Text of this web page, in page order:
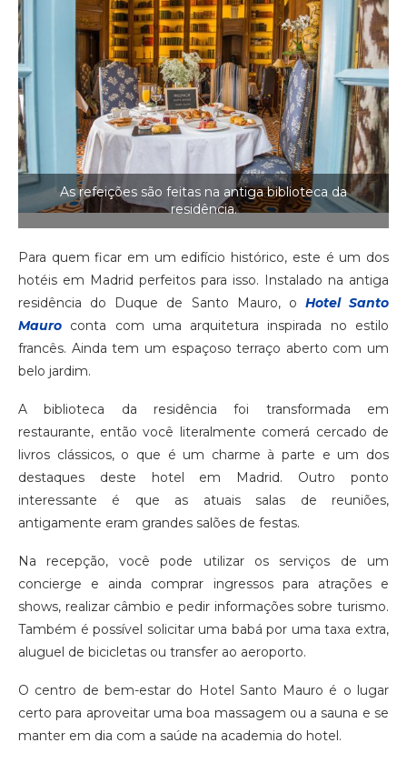
As refeições são feitas na antiga biblioteca da
residência.
Para quem ficar em um edifício histórico, este é um dos
hotéis em Madrid perfeitos para isso. Instalado na antiga
residência do Duque de Santo Mauro, o Hotel Santo
Mauro conta com uma arquitetura inspirada no estilo
francês. Ainda tem um espaçoso terraço aberto com um
belo jardim.
A biblioteca da residência foi transformada em
restaurante, então você literalmente comerá cercado de
livros clássicos, o que é um charme à parte e um dos
destaques deste hotel em Madrid. Outro ponto
interessante é que as atuais salas de reuniões,
antigamente eram grandes salões de festas.
Na recepção, você pode utilizar os serviços de um
concierge e ainda comprar ingressos para atrações e
shows, realizar câmbio e pedir informações sobre turismo.
Também é possível solicitar uma babá por uma taxa extra,
aluguel de bicicletas ou transfer ao aeroporto.
O centro de bem-estar do Hotel Santo Mauro é o lugar
certo para aproveitar uma boa massagem ou a sauna e se
manter em dia com a saúde na academia do hotel.